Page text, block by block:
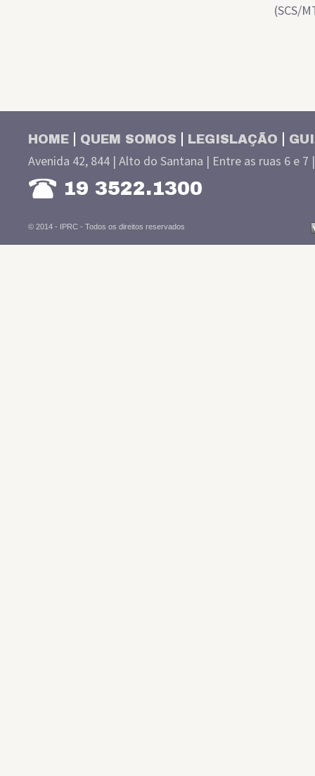
(SCS/
HOME QUEM SOMOS LEGISLAÇÃO
Avenida 42, 844 | Alto do Santana | Entre as ruas 6 e 7
19 3522.1300
© 2014 - IPRC - Todos os direitos reservados